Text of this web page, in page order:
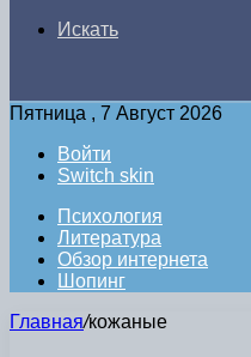
Искать
Пятница , 7 Август 2026
Войти
Switch skin
Психология
Литература
Обзор интернета
Шопинг
Главная/кожаные